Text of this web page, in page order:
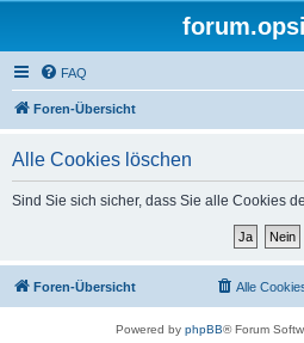
FAQ
Foren-Übersicht
Alle Cookies löschen
Sind Sie sich sicher, dass Sie alle Cookies
Foren-Übersicht Alle
Powered by phpBB® Forum